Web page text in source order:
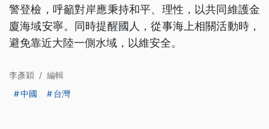
警登檢，呼籲對岸應秉持和平、理性，以共同維護金
廈海域安寧。同時提醒國人，從事海上相關活動時，
避免靠近大陸一側水域，以維安全。
李彥穎 / 編輯
中國
台灣